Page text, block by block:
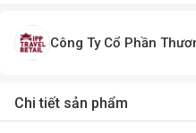
Công Ty Cổ Phần
Chi tiết sản phẩm